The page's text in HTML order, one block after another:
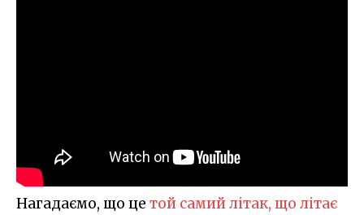
Нагадаємо, що це той самий літак, що літає